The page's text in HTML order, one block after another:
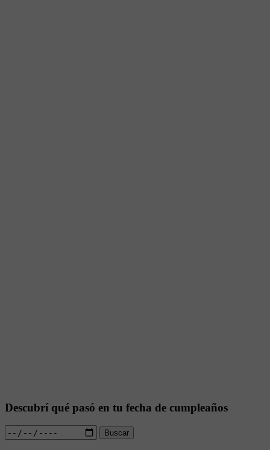
Descubrí qué pasó en tu fecha de cumpleaños
Buscar